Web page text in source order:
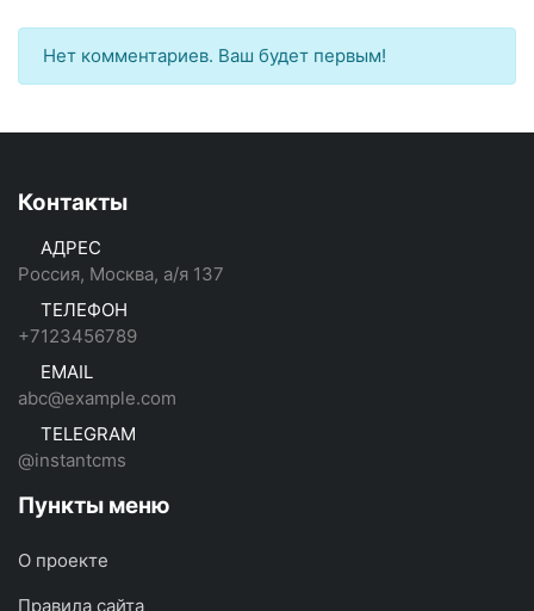
Нет комментариев. Ваш будет первым!
Контакты
АДРЕС
Россия, Москва, а/я 137
ТЕЛЕФОН
+7123456789
EMAIL
abc@example.com
TELEGRAM
@instantcms
Пункты меню
О проекте
Правила сайта